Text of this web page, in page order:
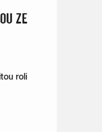
ZE
roli